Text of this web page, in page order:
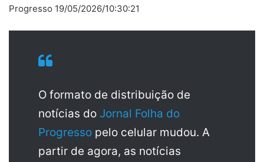
Progresso 19/05/2026/10:30:21
O formato de distribuição de
notícias do Jornal Folha do
Progresso pelo celular mudou. A
partir de agora, as notícias